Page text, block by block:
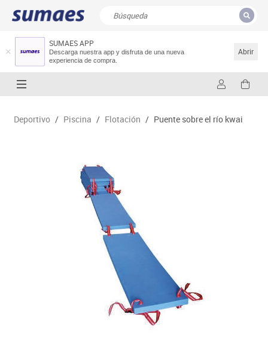
SUMAES APP
Descarga nuestra app y disfruta de una nueva
experiencia de compra.
Abrir
Resultados de la búsqueda
Deportivo / Piscina / Flotación / Puente sobre el río kwai